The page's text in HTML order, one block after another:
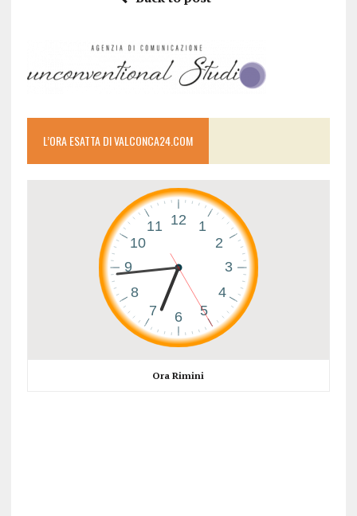
L’ORA ESATTA DI VALCONCA24.COM
Ora Rimini